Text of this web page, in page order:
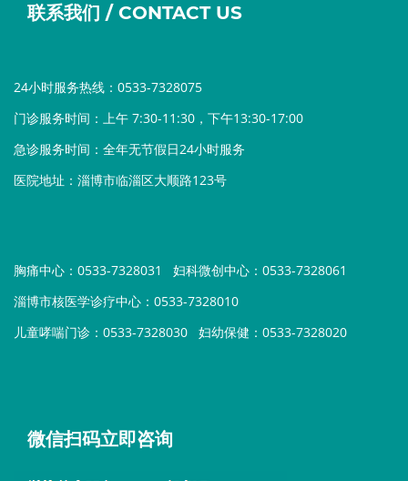
联系我们 / CONTACT US
24小时服务热线：0533-7328075
门诊服务时间：上午 7:30-11:30，下午13:30-17:00
急诊服务时间：全年无节假日24小时服务
医院地址：淄博市临淄区大顺路123号
胸痛中心：0533-7328031
妇科微创中心：0533-7328061
淄博市核医学诊疗中心：0533-7328010
儿童哮喘门诊：0533-7328030
妇幼保健：0533-7328020
微信扫码立即咨询